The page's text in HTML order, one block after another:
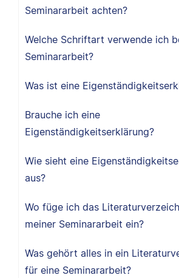
Seminararbeit achten?
Welche Schriftart verwende ich
Seminararbeit?
Was ist eine
Brauche ich eine
Eigenständigkeitserklärung?
Wie sieht eine
aus?
Wo füge ich das
meiner Seminararbeit ein?
Was gehört alles in ein
für eine Seminararbeit?